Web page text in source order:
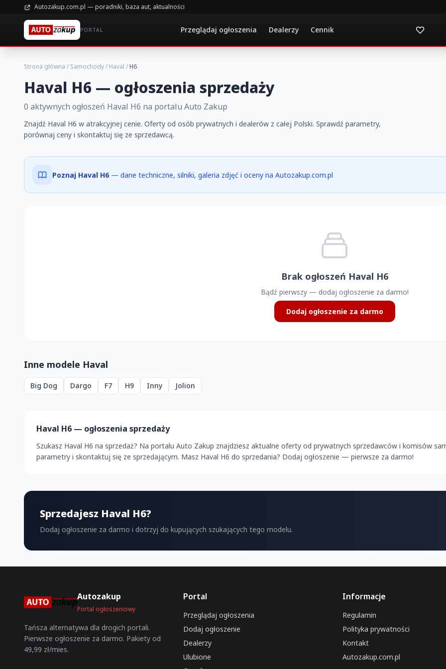
Autozakup.com.pl — poradniki, baza aut, aktualności
PORTAL Przeglądaj ogłoszenia Dealerzy Cennik
Strona główna / Samochody/ Haval /H6
Haval H6 — ogłoszenia sprzedaży
0 aktywnych ogłoszeń Haval H6 na portalu Auto Zakup
Znajdź Haval H6 w atrakcyjnej cenie. Oferty od osób prywatnych i dealerów z całej Polski. Sprawdź parametry,
porównaj ceny i skontaktuj się ze sprzedawcą.
Poznaj Haval H6 — dane techniczne, silniki, galeria zdjęć i oceny na Autozakup.com.pl
Brak ogłoszeń Haval H6
Bądź pierwszy — dodaj ogłoszenie za darmo!
Dodaj ogłoszenie za darmo
Inne modele Haval
Big Dog Dargo F7 H9 Inny Jolion
Haval H6 — ogłoszenia sprzedaży
Szukasz Haval H6 na sprzedaż? Na portalu Auto Zakup znajdziesz aktualne oferty od prywatnych sprzedawców i komisów
parametry i skontaktuj się ze sprzedającym. Masz Haval H6 do sprzedania? Dodaj ogłoszenie — pierwsze za darmo!
Sprzedajesz Haval H6?
Dodaj ogłoszenie za darmo i dotrzyj do kupujących szukających tego modelu.
Autozakup
Portal ogłoszeniowy
Tańsza alternatywa dla drogich portali.
Pierwsze ogłoszenie za darmo. Pakiety od
49,99 zł/mies.
Portal
Przeglądaj ogłoszenia
Dodaj ogłoszenie
Dealerzy
Ulubione
Informacje
Regulamin
Polityka prywatności
Kontakt
Autozakup.com.pl